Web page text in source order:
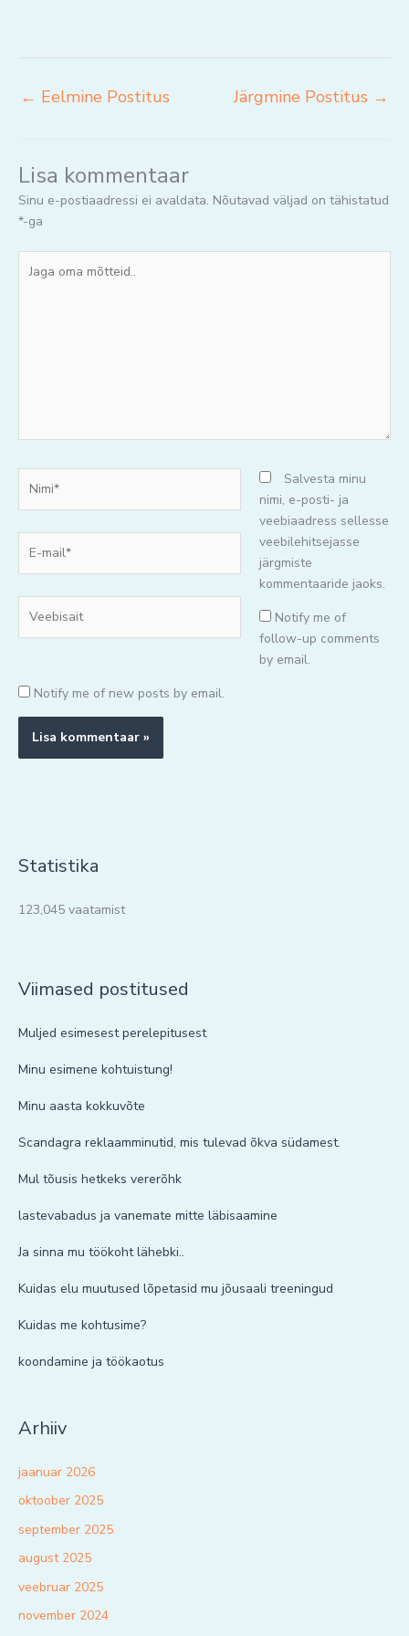
← Eelmine Postitus Järgmine Postitus →
Lisa kommentaar
Sinu e-postiaadressi ei avaldata. Nõutavad väljad on tähistatud
*-ga
oma
mail*
Salvesta minu
nimi, e-posti- ja
veebiaadress sellesse
veebilehitsejasse
järgmiste
kommentaaride jaoks.
Notify me of
follow-up comments
by email.
Notify me of new posts by email.
Statistika
123,045 vaatamist
Viimased postitused
Muljed esimesest perelepitusest
Minu esimene kohtuistung!
Minu aasta kokkuvõte
Scandagra reklaamminutid, mis tulevad õkva südamest.
Mul tõusis hetkeks vererõhk
lastevabadus ja vanemate mitte läbisaamine
Ja sinna mu töökoht lähebki..
Kuidas elu muutused lõpetasid mu jõusaali treeningud
Kuidas me kohtusime?
koondamine ja töökaotus
Arhiiv
jaanuar 2026
oktoober 2025
september 2025
august 2025
veebruar 2025
november 2024